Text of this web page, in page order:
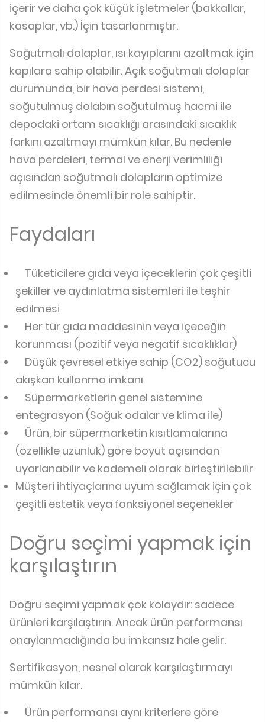
içerir ve daha çok küçük işletmeler (bakkallar,
kasaplar, vb.) İçin tasarlanmıştır.
Soğutmalı dolaplar, ısı kayıplarını azaltmak için
kapılara sahip olabilir. Açık soğutmalı dolaplar
durumunda, bir hava perdesi sistemi,
soğutulmuş dolabın soğutulmuş hacmi ile
depodaki ortam sıcaklığı arasındaki sıcaklık
farkını azaltmayı mümkün kılar. Bu nedenle
hava perdeleri, termal ve enerji verimliliği
açısından soğutmalı dolapların optimize
edilmesinde önemli bir role sahiptir.
Faydaları
Tüketicilere gıda veya içeceklerin çok çeşitli
şekiller ve aydınlatma sistemleri ile teşhir
edilmesi
Her tür gıda maddesinin veya içeceğin
korunması (pozitif veya negatif sıcaklıklar)
Düşük çevresel etkiye sahip (CO2) soğutucu
akışkan kullanma imkanı
Süpermarketlerin genel sistemine
entegrasyon (Soğuk odalar ve klima ile)
Ürün, bir süpermarketin kısıtlamalarına
(özellikle uzunluk) göre boyut açısından
uyarlanabilir ve kademeli olarak birleştirilebilir
Müşteri ihtiyaçlarına uyum sağlamak için çok
çeşitli estetik veya fonksiyonel seçenekler
Doğru seçimi yapmak için
karşılaştırın
Doğru seçimi yapmak çok kolaydır: sadece
ürünleri karşılaştırın. Ancak ürün performansı
onaylanmadığında bu imkansız hale gelir.
Sertifikasyon, nesnel olarak karşılaştırmayı
mümkün kılar.
Ürün performansı aynı kriterlere göre